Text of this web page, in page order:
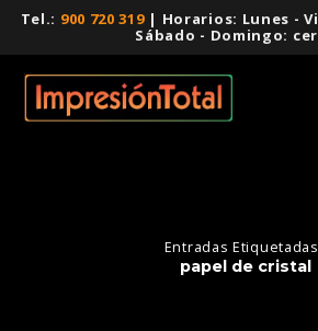
Tel.: 900 720 319| Horarios: Lunes -
Sábado - Domingo:
Entradas
papel de cristal